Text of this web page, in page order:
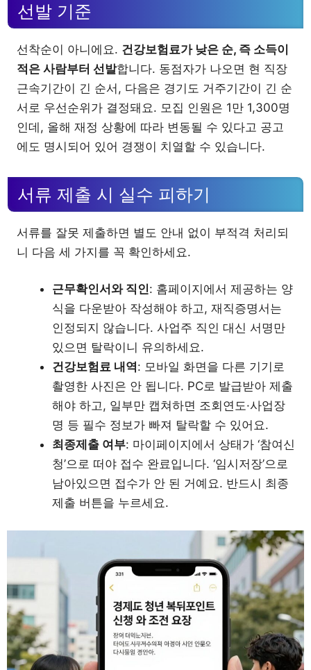
선발 기준
선착순이 아니에요. 건강보험료가 낮은 순, 즉 소득이
적은 사람부터 선발합니다. 동점자가 나오면 현 직장
근속기간이 긴 순서, 다음은 경기도 거주기간이 긴 순
서로 우선순위가 결정돼요. 모집 인원은 1만 1,300명
인데, 올해 재정 상황에 따라 변동될 수 있다고 공고
에도 명시되어 있어 경쟁이 치열할 수 있습니다.
서류 제출 시 실수 피하기
서류를 잘못 제출하면 별도 안내 없이 부적격 처리되
니 다음 세 가지를 꼭 확인하세요.
근무확인서와 직인: 홈페이지에서 제공하는 양
식을 다운받아 작성해야 하고, 재직증명서는
인정되지 않습니다. 사업주 직인 대신 서명만
있으면 탈락이니 유의하세요.
건강보험료 내역: 모바일 화면을 다른 기기로
촬영한 사진은 안 됩니다. PC로 발급받아 제출
해야 하고, 일부만 캡쳐하면 조회연도·사업장
명 등 필수 정보가 빠져 탈락할 수 있어요.
최종제출 여부: 마이페이지에서 상태가 ‘참여신
청’으로 떠야 접수 완료입니다. ‘임시저장’으로
남아있으면 접수가 안 된 거예요. 반드시 최종
제출 버튼을 누르세요.